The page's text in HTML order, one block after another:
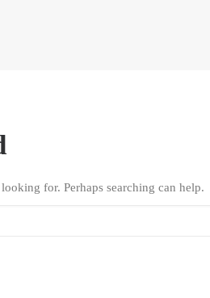
for. Perhaps searching can help.